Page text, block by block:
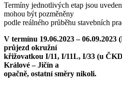
Termíny jednotlivých etap jsou
mohou být pozměněny
podle reálného průběhu stavebních
V termínu 19.06.2023 – 06.09.2023
průjezd okružní
křižovatkou I/11, I/11L, I/33 (u
Králové – Jičín a
opačně, ostatní směry nikoli.